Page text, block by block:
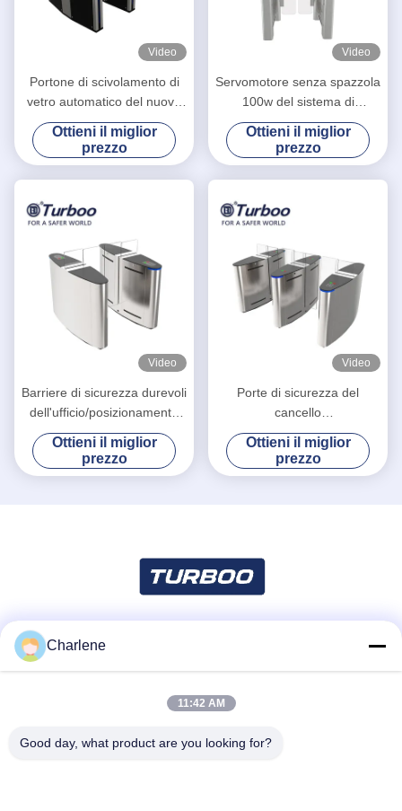
Video
Portone di scivolamento di
vetro automatico del nuovo
di Bi-direzione turnstyle di
sicurezza per l'edificio per
uffici con la larghezza di
550mm
Ottieni il miglior
prezzo
Video
Servomotore senza spazzola
100w del sistema di
sicurezza biometrico del
portone di oscillazione di
Turboo R3211
Ottieni il miglior
prezzo
Video
Barriere di sicurezza durevoli
dell'ufficio/posizionamento
preciso portone pedonale
del cancello girevole
Ottieni il miglior
prezzo
Video
Porte di sicurezza del
cancello
girevole/azionamento stabile
del motore di CC portoni
automatici di Turnstyle
Ottieni il miglior
prezzo
Charlene
11:42 AM
Good day, what product are you looking for?